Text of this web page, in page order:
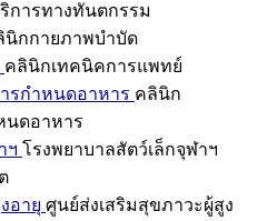
การทางทันตกรรม
นิกกายภาพบำบัด
คลินิกเทคนิคการแพทย์
รกำหนดอาหาร คลินิก
นดอาหาร
ฯ โรงพยาบาลสัตว์เล็กจุฬาฯ
อายุ ศูนย์ส่งเสริมสุขภาวะผู้สูง